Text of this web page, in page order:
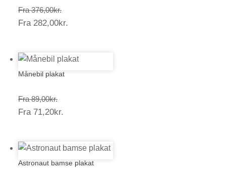
Fra 376,00kr.Prisinterval:
376,00kr.
Fra 282,00kr.
Månebil plakat
Fra 89,00kr.Prisinterval:
89,00kr.
Fra 71,20kr.
Astronaut bamse plakat